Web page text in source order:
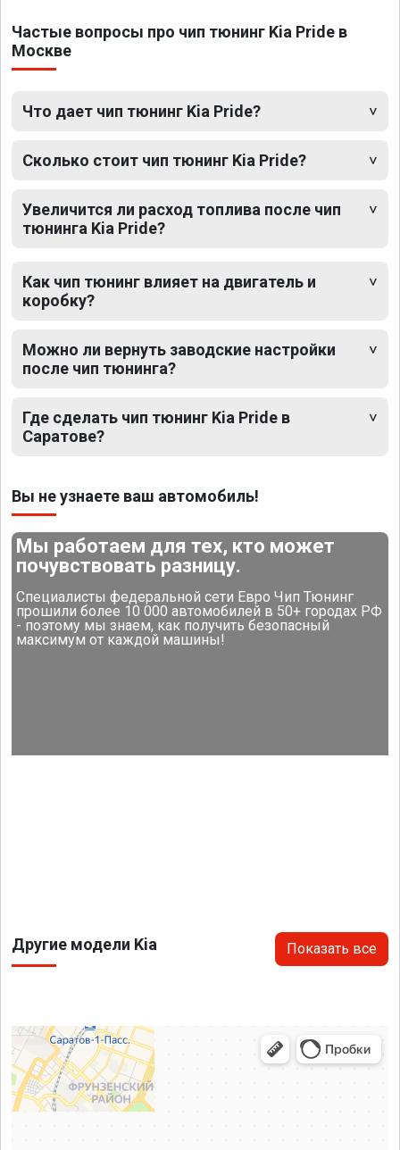
Частые вопросы про чип тюнинг Kia Pride в
Москве
Что дает чип тюнинг Kia Pride?
Сколько стоит чип тюнинг Kia Pride?
Увеличится ли расход топлива после чип
тюнинга Kia Pride?
Как чип тюнинг влияет на двигатель и
коробку?
Можно ли вернуть заводские настройки
после чип тюнинга?
Где сделать чип тюнинг Kia Pride в
Саратове?
Вы не узнаете ваш автомобиль!
Мы работаем для тех, кто может
почувствовать разницу.
Специалисты федеральной сети Евро Чип Тюнинг
прошили более 10 000 автомобилей в 50+ городах РФ
- поэтому мы знаем, как получить безопасный
максимум от каждой машины!
Другие модели Kia Показать все